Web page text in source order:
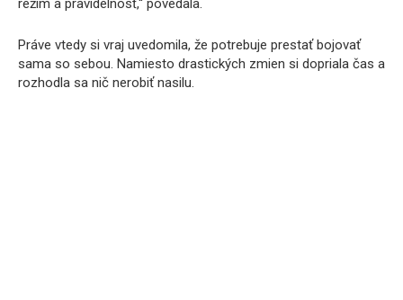
režim a pravidelnosť,“ povedala.
Práve vtedy si vraj uvedomila, že potrebuje prestať bojovať
sama so sebou. Namiesto drastických zmien si dopriala čas a
rozhodla sa nič nerobiť nasilu.